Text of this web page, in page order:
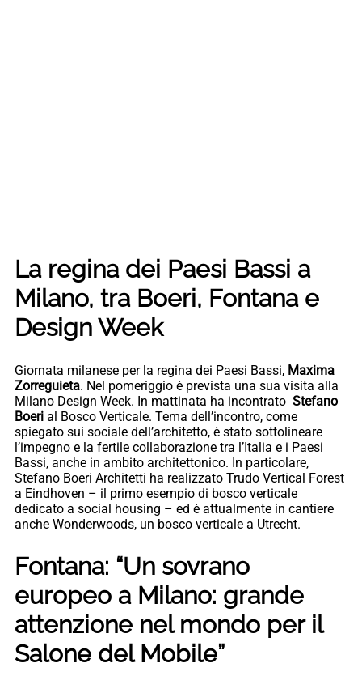
La regina dei Paesi Bassi a
Milano, tra Boeri, Fontana e
Design Week
Giornata milanese per la regina dei Paesi Bassi, Maxima
Zorreguieta. Nel pomeriggio è prevista una sua visita alla
Milano Design Week. In mattinata ha incontrato Stefano
Boeri al Bosco Verticale. Tema dell’incontro, come
spiegato sui sociale dell’architetto, è stato sottolineare
l’impegno e la fertile collaborazione tra l’Italia e i Paesi
Bassi, anche in ambito architettonico. In particolare,
Stefano Boeri Architetti ha realizzato Trudo Vertical Forest
a Eindhoven – il primo esempio di bosco verticale
dedicato a social housing – ed è attualmente in cantiere
anche Wonderwoods, un bosco verticale a Utrecht.
Fontana: “Un sovrano
europeo a Milano: grande
attenzione nel mondo per il
Salone del Mobile”